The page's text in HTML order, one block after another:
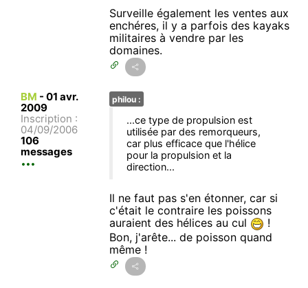
Surveille également les ventes aux
enchéres, il y a parfois des kayaks
militaires à vendre par les
domaines.
BM - 01 avr.
2009
Inscription :
04/09/2006
106
messages
philou :
...ce type de propulsion est
utilisée par des remorqueurs,
car plus efficace que l'hélice
pour la propulsion et la
direction...
Il ne faut pas s'en étonner, car si
c'était le contraire les poissons
auraient des hélices au cul
!
Bon, j'arête... de poisson quand
même !